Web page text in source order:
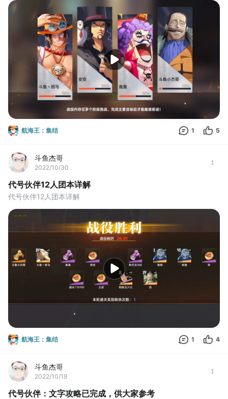
航海王：集结 1 5
斗鱼杰哥
2022/10/30
代号伙伴12人团本详解
代号伙伴12人团本详解
航海王：集结 1 4
斗鱼杰哥
2022/10/19
代号伙伴：文字攻略已完成，供大家参考